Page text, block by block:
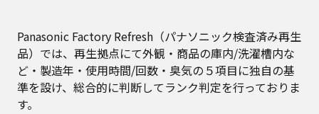
Panasonic Factory Refresh（パナソニック検査済み再生
品）では、再生拠点にて外観・商品の庫内/洗濯槽内な
ど・製造年・使用時間/回数・臭気の５項目に独自の基
準を設け、総合的に判断してランク判定を行っておりま
す。